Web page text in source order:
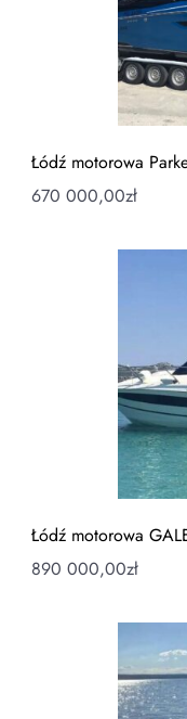
Łódź motorowa
670 000,00zł
Łódź motorowa
890 000,00zł